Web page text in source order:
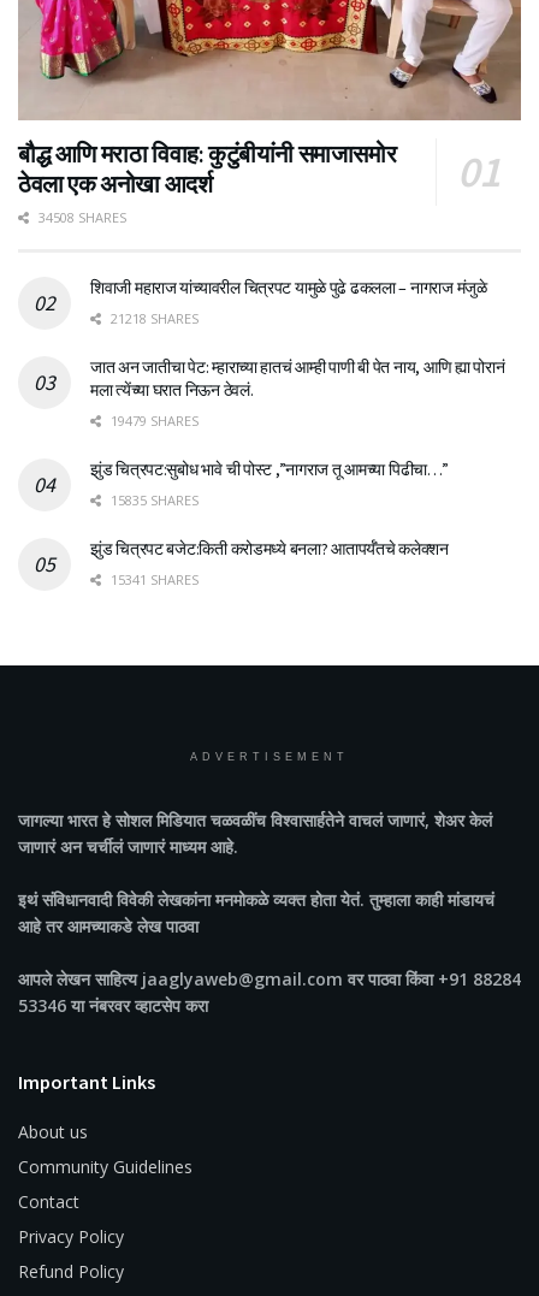
बौद्ध आणि मराठा विवाह: कुटुंबीयांनी समाजासमोर
ठेवला एक अनोखा आदर्श
34508 SHARES
शिवाजी महाराज यांच्यावरील चित्रपट यामुळे पुढे ढकलला – नागराज मंजुळे
21218 SHARES
जात अन जातीचा पेट: म्हाराच्या हातचं आम्ही पाणी बी पेत नाय, आणि ह्या पोरानं
मला त्येंच्या घरात निऊन ठेवलं.
19479 SHARES
झुंड चित्रपट:सुबोध भावे ची पोस्ट ,”नागराज तू आमच्या पिढीचा…”
15835 SHARES
झुंड चित्रपट बजेट:किती करोडमध्ये बनला? आतापर्यँतचे कलेक्शन
15341 SHARES
ADVERTISEMENT
जागल्या भारतहे सोशल मिडियात चळवळींच विश्वासार्हतेने वाचलं जाणारं, शेअर केलं
जाणारं अन चर्चीलं जाणारं माध्यम आहे.
इथं संविधानवादी विवेकी लेखकांना मनमोकळे व्यक्त होता येतं. तुम्हाला काही मांडायचं
आहे तर आमच्याकडे लेख पाठवा
आपले लेखन साहित्य jaaglyaweb@gmail.com वर पाठवा किंवा +91 88284
53346 या नंबरवर व्हाटसेप करा
Important Links
About us
Community Guidelines
Contact
Privacy Policy
Refund Policy